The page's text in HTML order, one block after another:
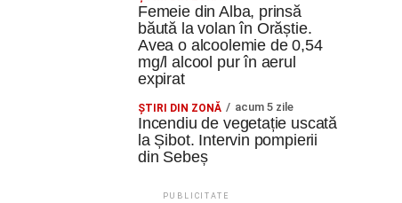
Femeie din Alba, prinsă
băută la volan în Orăștie.
Avea o alcoolemie de 0,54
mg/l alcool pur în aerul
expirat
ŞTIRI DIN ZONĂ acum 5 zile
Incendiu de vegetație uscată
la Șibot. Intervin pompierii
din Sebeș
PUBLICITATE